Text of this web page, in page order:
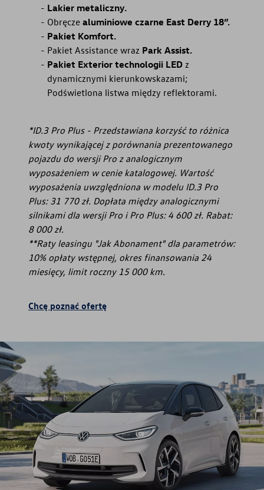
Lakier metaliczny.
Obręcze aluminiowe czarne East Derry 18”.
Pakiet Komfort.
Pakiet Assistance wraz Park Assist.
Pakiet Exterior technologii LED z
dynamicznymi kierunkowskazami;
Podświetlona listwa między reflektorami.
*ID.3 Pro Plus - Przedstawiana korzyść to różnica
kwoty wynikającej z porównania prezentowanego
pojazdu do wersji Pro z analogicznym
wyposażeniem w cenie katalogowej. Wartość
wyposażenia uwzględniona w modelu ID.3 Pro
Plus: 31 770 zł. Dopłata między analogicznymi
silnikami dla wersji Pro i Pro Plus: 4 600 zł. Rabat:
8 000 zł.
**Raty leasingu "Jak Abonament" dla parametrów:
10% opłaty wstępnej, okres finansowania 24
miesięcy, limit roczny 15 000 km.
Chcę poznać ofertę